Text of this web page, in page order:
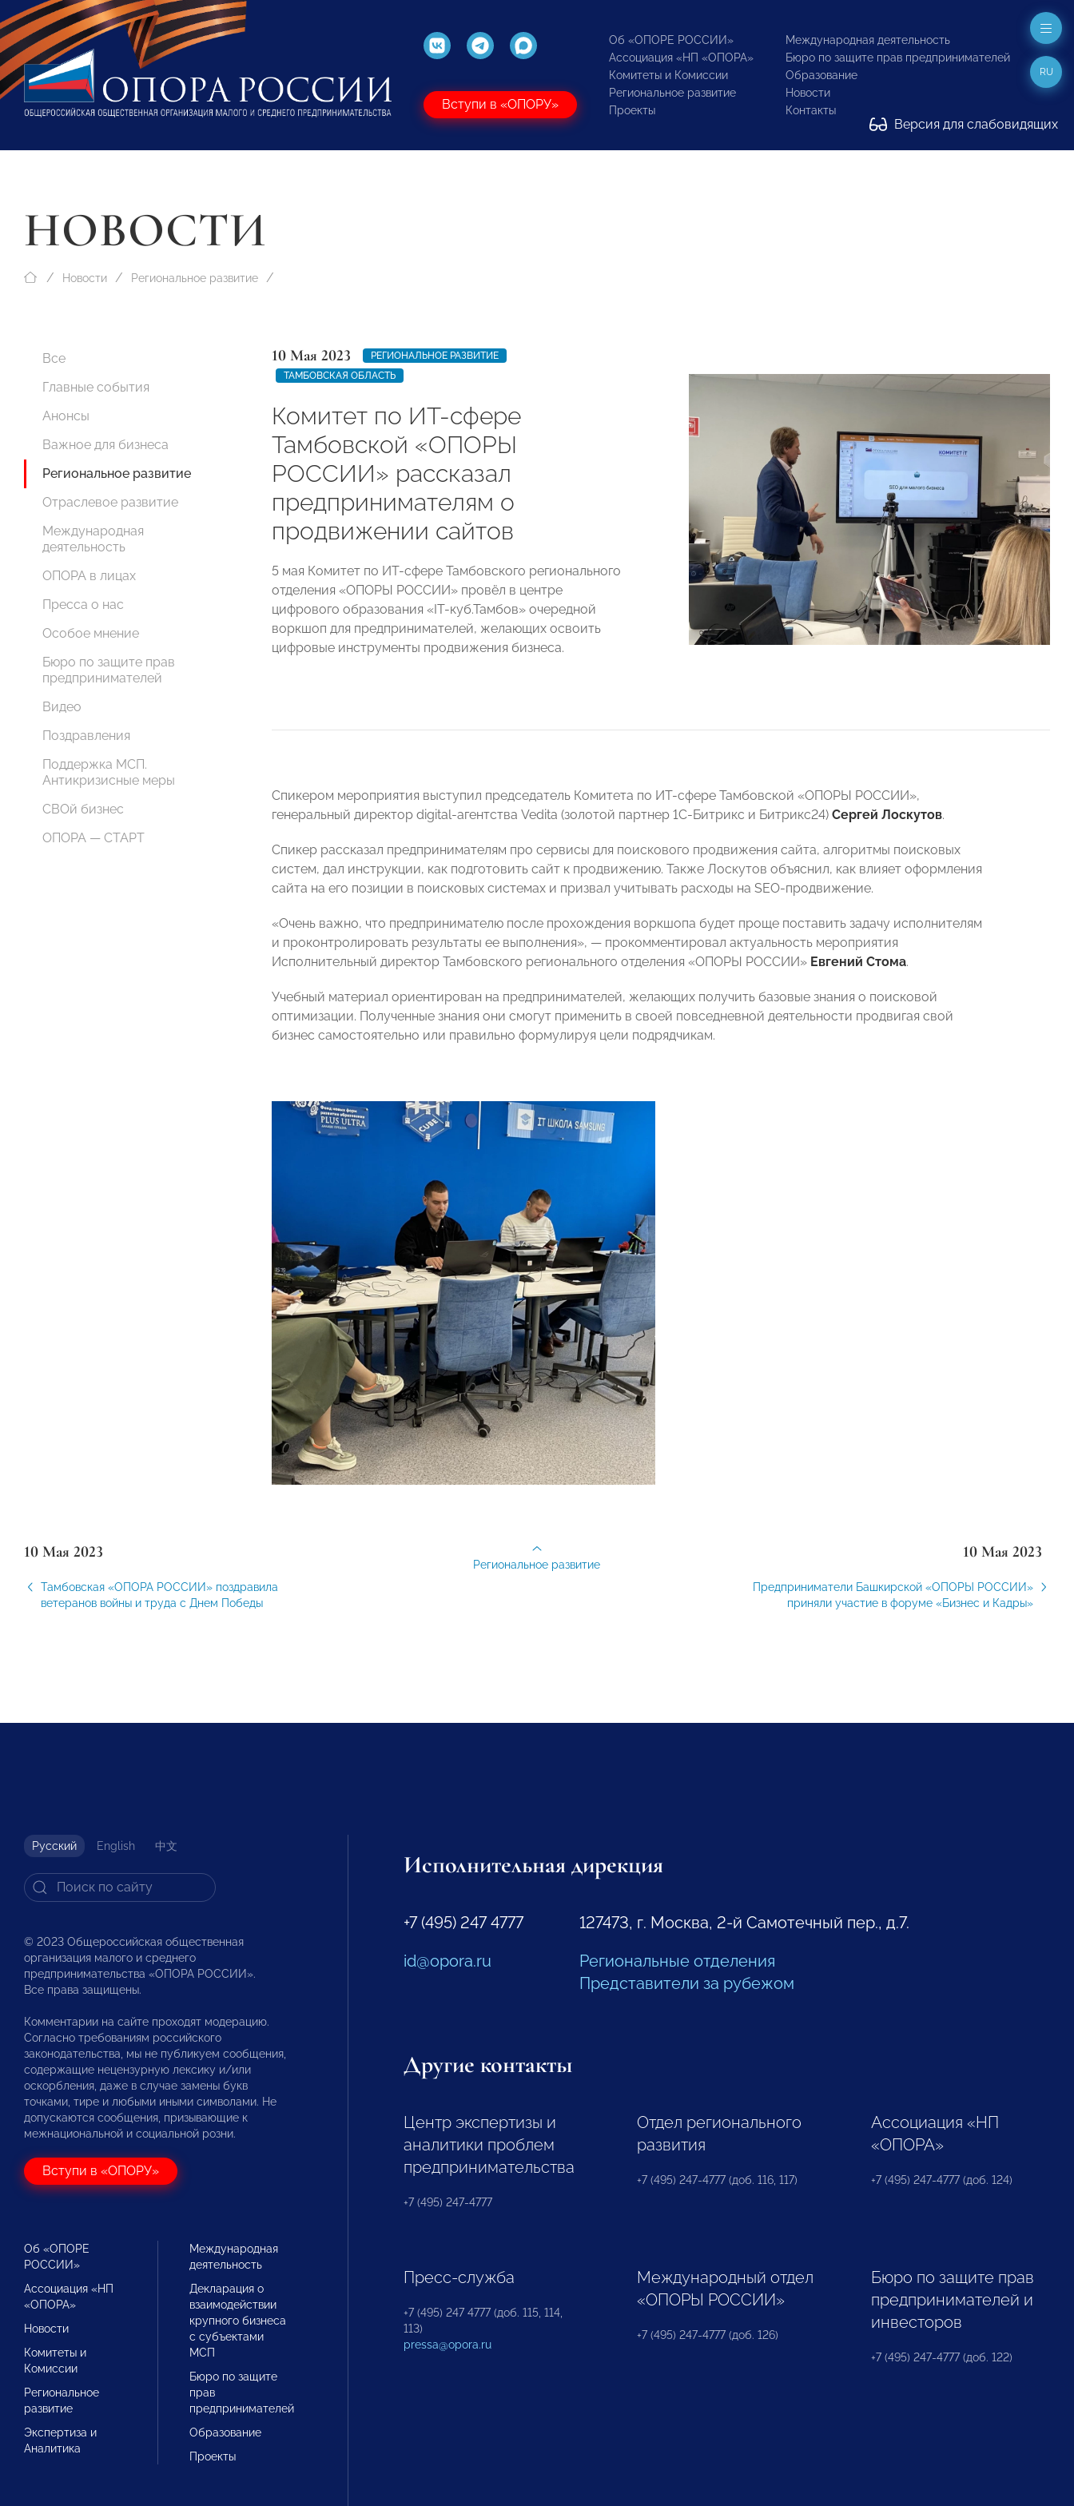
Вступи в «ОПОРУ»
Об «ОПОРЕ РОССИИ»
Ассоциация «НП «ОПОРА»
Комитеты и Комиссии
Региональное развитие
Проекты
Международная деятельность
Бюро по защите прав предпринимателей
Образование
Новости
Контакты
Версия для слабовидящих
RU
НОВОСТИ
Новости Региональное развитие
Все
Главные события
Анонсы
Важное для бизнеса
Региональное развитие
Отраслевое развитие
Международная
деятельность
ОПОРА в лицах
Пресса о нас
Особое мнение
Бюро по защите прав
предпринимателей
Видео
Поздравления
Поддержка МСП.
Антикризисные меры
СВОй бизнес
ОПОРА — СТАРТ
10 Мая 2023
РЕГИОНАЛЬНОЕ РАЗВИТИЕ
ТАМБОВСКАЯ ОБЛАСТЬ
Комитет по ИТ-сфере
Тамбовской «ОПОРЫ
РОССИИ» рассказал
предпринимателям о
продвижении сайтов
5 мая Комитет по ИТ-сфере Тамбовского регионального
отделения «ОПОРЫ РОССИИ» провёл в центре
цифрового образования «IT-куб.Тамбов» очередной
воркшоп для предпринимателей, желающих освоить
цифровые инструменты продвижения бизнеса.
Спикером мероприятия выступил председатель Комитета по ИТ-сфере Тамбовской «ОПОРЫ РОССИИ»,
генеральный директор digital-агентства Vedita (золотой партнер 1С-Битрикс и Битрикс24) Сергей Лоскутов.
Спикер рассказал предпринимателям про сервисы для поискового продвижения сайта, алгоритмы поисковых
систем, дал инструкции, как подготовить сайт к продвижению. Также Лоскутов объяснил, как влияет оформления
сайта на его позиции в поисковых системах и призвал учитывать расходы на SEO-продвижение.
«Очень важно, что предпринимателю после прохождения воркшопа будет проще поставить задачу исполнителям
и проконтролировать результаты ее выполнения», — прокомментировал актуальность мероприятия
Исполнительный директор Тамбовского регионального отделения «ОПОРЫ РОССИИ» Евгений Стома.
Учебный материал ориентирован на предпринимателей, желающих получить базовые знания о поисковой
оптимизации. Полученные знания они смогут применить в своей повседневной деятельности продвигая свой
бизнес самостоятельно или правильно формулируя цели подрядчикам.
10 Мая 2023
Тамбовская «ОПОРА РОССИИ» поздравила
ветеранов войны и труда с Днем Победы
10 Мая 2023
Предприниматели Башкирской «ОПОРЫ РОССИИ»
приняли участие в форуме «Бизнес и Кадры»
Региональное развитие
Русский English 中文
© 2023 Общероссийская общественная
организация малого и среднего
предпринимательства «ОПОРА РОССИИ».
Все права защищены.
Комментарии на сайте проходят модерацию.
Согласно требованиям российского
законодательства, мы не публикуем сообщения,
содержащие нецензурную лексику и/или
оскорбления, даже в случае замены букв
точками, тире и любыми иными символами. Не
допускаются сообщения, призывающие к
межнациональной и социальной розни.
Вступи в «ОПОРУ»
Об «ОПОРЕ
РОССИИ»
Ассоциация «НП
«ОПОРА»
Новости
Комитеты и
Комиссии
Региональное
развитие
Экспертиза и
Аналитика
Международная
деятельность
Декларация о
взаимодействии
крупного бизнеса
с субъектами
МСП
Бюро по защите
прав
предпринимателей
Образование
Проекты
Исполнительная дирекция
+7 (495) 247 4777
id@opora.ru
127473, г. Москва, 2-й Самотечный пер., д.7.
Региональные отделения
Представители за рубежом
Другие контакты
Центр экспертизы и
аналитики проблем
предпринимательства
+7 (495) 247-4777
Отдел регионального
развития
+7 (495) 247-4777 (доб. 116, 117)
Ассоциация «НП
«ОПОРА»
+7 (495) 247-4777 (доб. 124)
Пресс-служба
+7 (495) 247 4777 (доб. 115, 114,
113)
pressa@opora.ru
Международный отдел
«ОПОРЫ РОССИИ»
+7 (495) 247-4777 (доб. 126)
Бюро по защите прав
предпринимателей и
инвесторов
+7 (495) 247-4777 (доб. 122)